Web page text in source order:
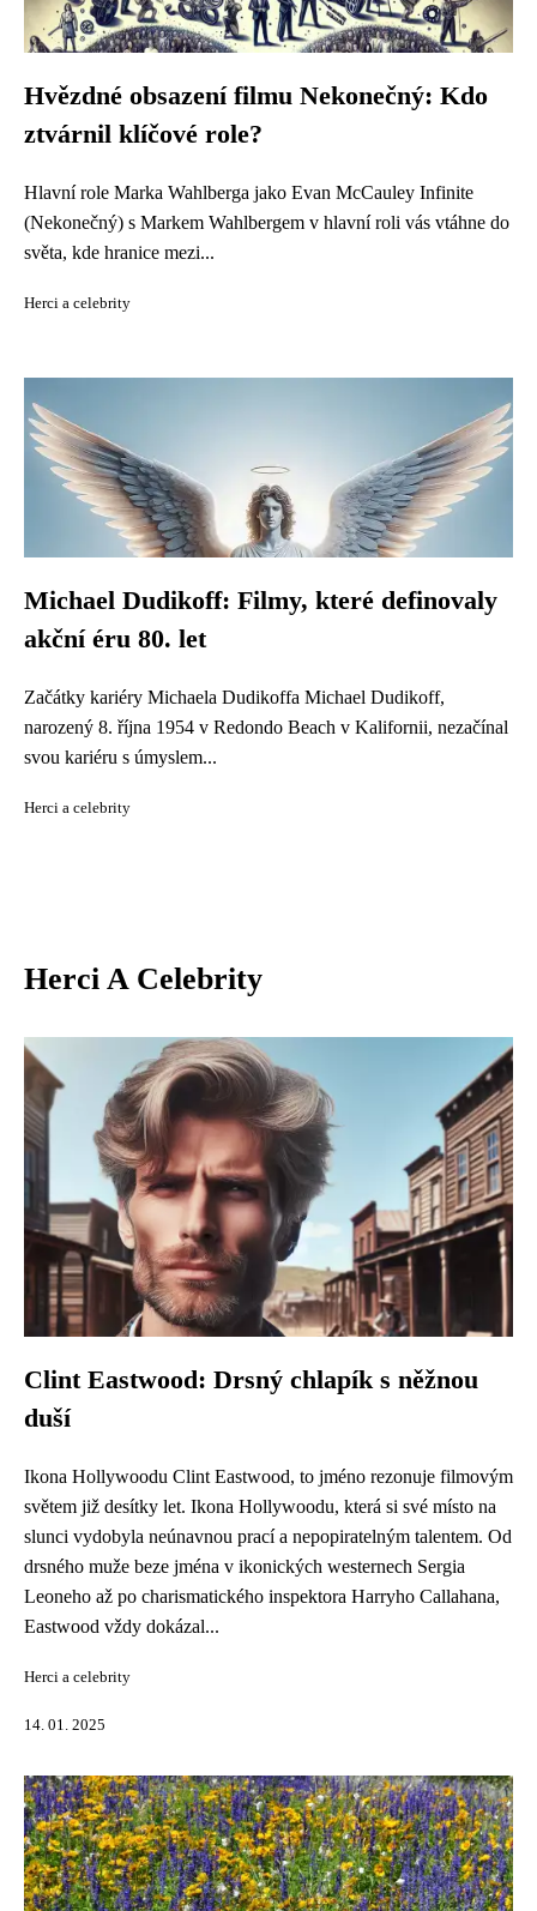
Hvězdné obsazení filmu Nekonečný: Kdo
ztvárnil klíčové role?
Hlavní role Marka Wahlberga jako Evan McCauley Infinite
(Nekonečný) s Markem Wahlbergem v hlavní roli vás vtáhne do
světa, kde hranice mezi...
Herci a celebrity
Michael Dudikoff: Filmy, které definovaly
akční éru 80. let
Začátky kariéry Michaela Dudikoffa Michael Dudikoff,
narozený 8. října 1954 v Redondo Beach v Kalifornii, nezačínal
svou kariéru s úmyslem...
Herci a celebrity
Herci A Celebrity
Clint Eastwood: Drsný chlapík s něžnou
duší
Ikona Hollywoodu Clint Eastwood, to jméno rezonuje filmovým
světem již desítky let. Ikona Hollywoodu, která si své místo na
slunci vydobyla neúnavnou prací a nepopiratelným talentem. Od
drsného muže beze jména v ikonických westernech Sergia
Leoneho až po charismatického inspektora Harryho Callahana,
Eastwood vždy dokázal...
Herci a celebrity
14. 01. 2025